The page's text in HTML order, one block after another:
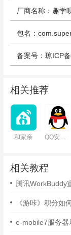
厂商名称：趣学
包名：
备案号：琼ICP
相关推荐
和家亲 QQ安卓版
相关教程
腾讯WorkBuddy
《游咔》积分如
e-mobile7服务